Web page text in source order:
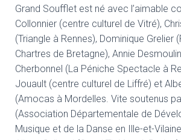
Grand Soufflet est né avec l’aimable
Collonnier (centre culturel de Vitré),
(Triangle à Rennes), Dominique Grelier
Chartres de Bretagne), Annie
Cherbonnel (La Péniche Spectacle à
Jouault (centre culturel de Liffré) et
(Amocas à Mordelles. Vite soutenus
(Association Départementale de
Musique et de la Danse en Ille-et-